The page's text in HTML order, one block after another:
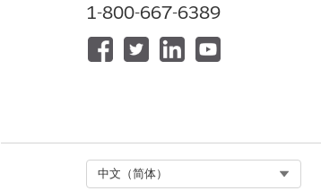
使用基于条件的
在搜索结果页面
直接从搜索结
将评估发送到站点
1-800-667-6389
中文（简体）